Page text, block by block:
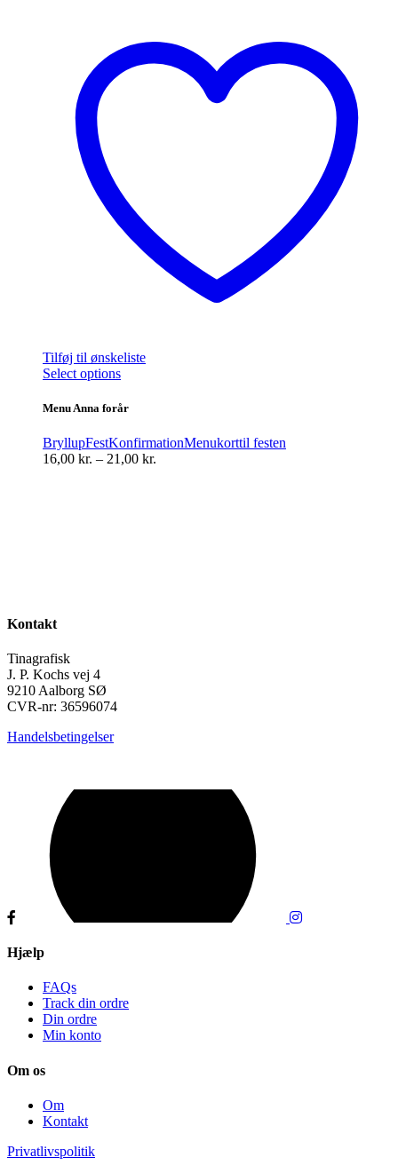
Tilføj til ønskeliste
Select optionsDette
har
varianter.
Mulighederne
kan
Menu Anna forår
BryllupFestKonfirmationMenukorttil festen
16,00 kr. – 21,00 kr.
Kontakt
Tinagrafisk
J. P. Kochs vej 4
9210 Aalborg SØ
CVR-nr: 36596074
Handelsbetingelser
Hjælp
FAQs
Track din ordre
Din ordre
Min konto
Om os
Om
Kontakt
Privatlivspolitik